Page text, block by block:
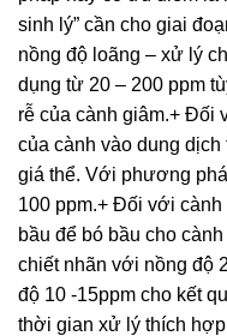
sinh lý” cần cho giai
nồng độ loãng – xử lý
dụng từ 20 – 200 ppm
rễ của cành giâm.+ Ðối
của cành vào dung
giá thể. Với phương
100 ppm.+ Ðối với cành
bầu để bó bầu cho
chiết nhãn với nồng độ
độ 10 -15ppm cho kết
thời gian xử lý thích